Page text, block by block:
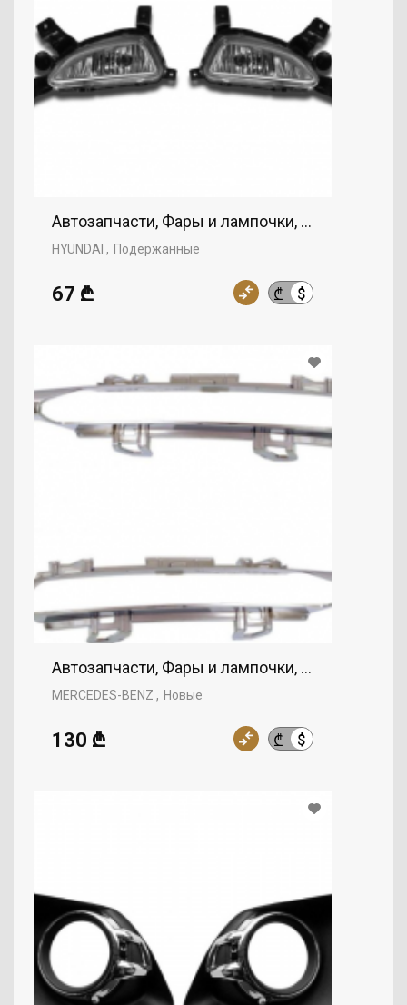
Автозапчасти, Фары и лампочки,
HYUNDAI Подержанные
₾ $
67 ₾
Автозапчасти, Фары и лампочки,
MERCEDES-BENZ Новые
₾ $
130 ₾